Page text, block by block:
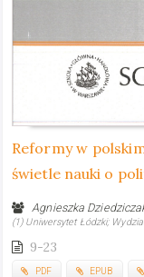
Reformy w
świetle nauki o
Agnieszka
(1) Uniwersytet Łódzki;
9-23
PDF EPUB